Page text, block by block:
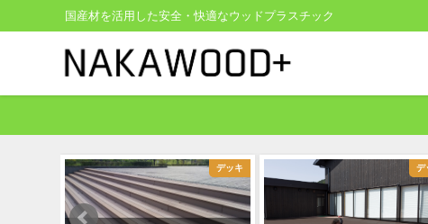
国産材を活用した安全・快適なウッドプラスチック
デッキ